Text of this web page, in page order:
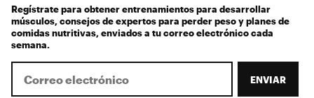
Regístrate para obtener entrenamientos para desarrollar
músculos, consejos de expertos para perder peso y planes de
comidas nutritivas, enviados a tu correo electrónico cada
semana.
ENVIAR